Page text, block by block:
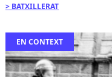
BATXILLERAT
EN CONTEXT